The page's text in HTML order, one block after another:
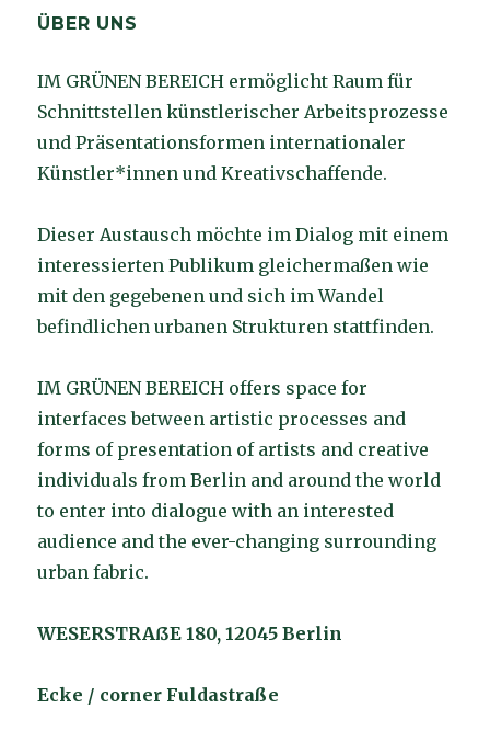
ÜBER UNS
IM GRÜNEN BEREICH ermöglicht Raum für
Schnittstellen künstlerischer Arbeitsprozesse
und Präsentationsformen internationaler
Künstler*innen und Kreativschaffende.
Dieser Austausch möchte im Dialog mit einem
interessierten Publikum gleichermaßen wie
mit den gegebenen und sich im Wandel
befindlichen urbanen Strukturen stattfinden.
IM GRÜNEN BEREICH offers space for
interfaces between artistic processes and
forms of presentation of artists and creative
individuals from Berlin and around the world
to enter into dialogue with an interested
audience and the ever-changing surrounding
urban fabric.
WESERSTRAßE 180, 12045 Berlin
Ecke / corner Fuldastraße